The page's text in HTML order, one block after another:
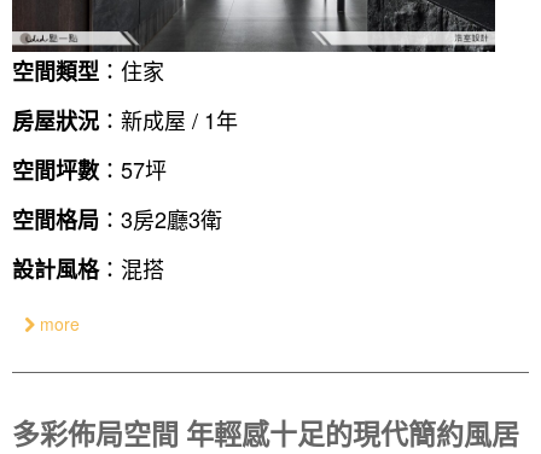
空間類型 ：住家
房屋狀況 ：新成屋 / 1年
空間坪數 ：57坪
空間格局 ：3房2廳3衛
設計風格：混搭
more
多彩佈局空間 年輕感十足的現代簡約風居